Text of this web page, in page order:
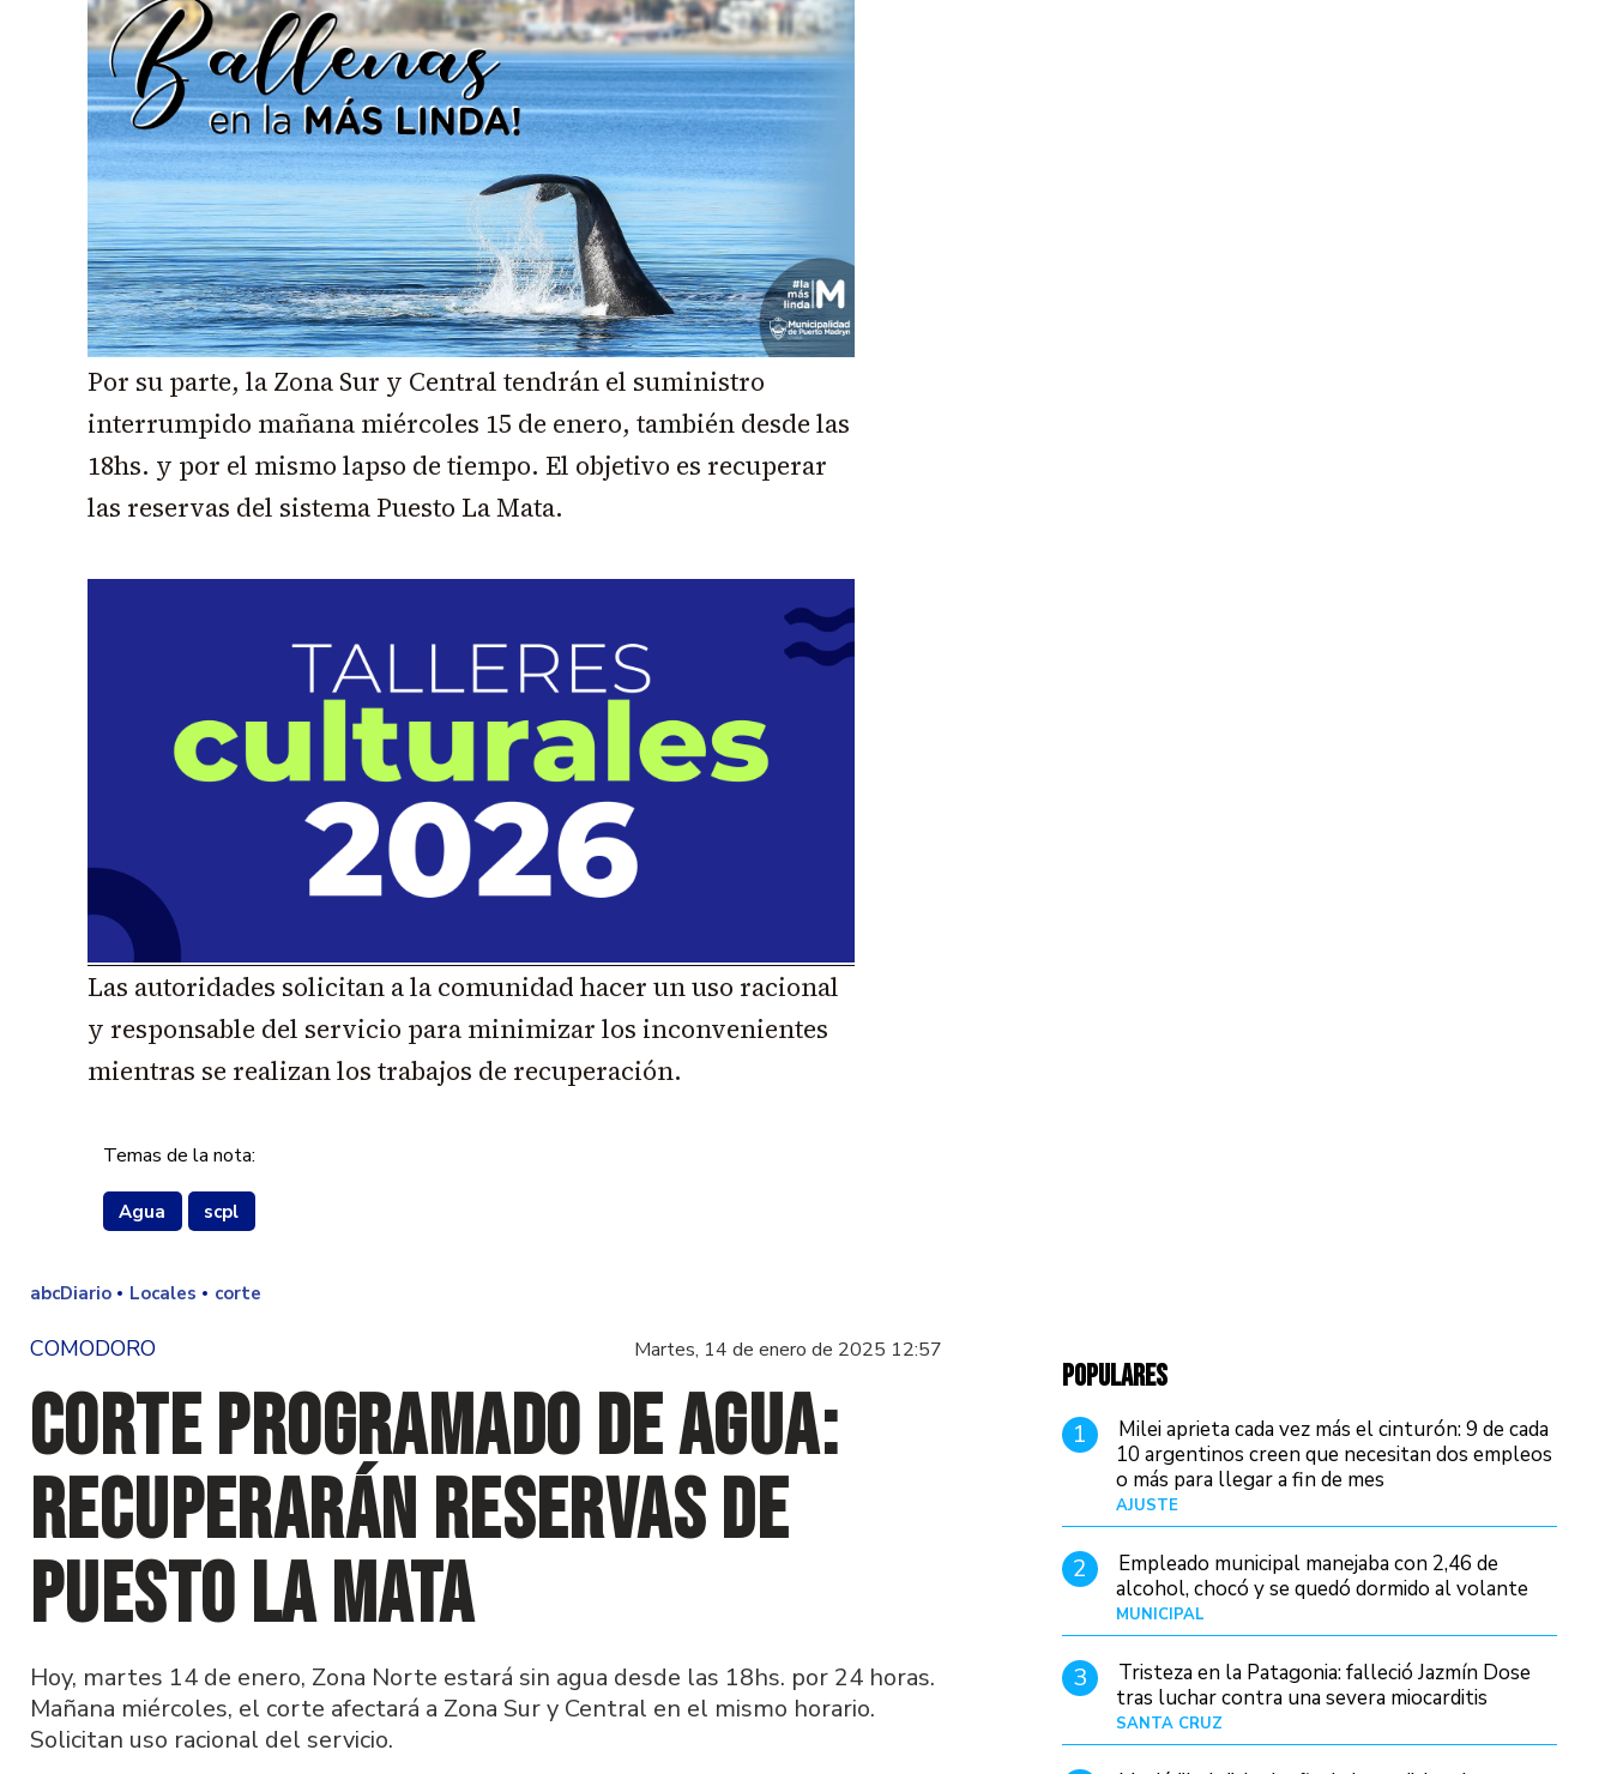
Por su parte, la Zona Sur y Central tendrán el suministro
interrumpido mañana miércoles 15 de enero, también desde las
18hs. y por el mismo lapso de tiempo. El objetivo es recuperar
las reservas del sistema Puesto La Mata.
Las autoridades solicitan a la comunidad hacer un uso racional
y responsable del servicio para minimizar los inconvenientes
mientras se realizan los trabajos de recuperación.
Temas de la nota:
Agua scpl
abcDiario Locales corte
COMODORO Martes, 14 de enero de 2025 12:57
Corte programado de agua:
recuperarán reservas de
Puesto La Mata
Hoy, martes 14 de enero, Zona Norte estará sin agua desde las 18hs. por 24 horas.
Mañana miércoles, el corte afectará a Zona Sur y Central en el mismo horario.
Solicitan uso racional del servicio.
POPULARES
1
Milei aprieta cada vez más el cinturón: 9 de cada
10 argentinos creen que necesitan dos empleos
o más para llegar a fin de mes
AJUSTE
2
Empleado municipal manejaba con 2,46 de
alcohol, chocó y se quedó dormido al volante
MUNICIPAL
3
Tristeza en la Patagonia: falleció Jazmín Dose
tras luchar contra una severa miocarditis
SANTA CRUZ